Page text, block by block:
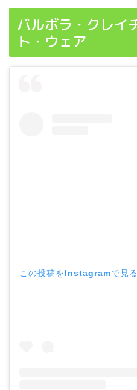
バルボラ・クレイ
ト・ウェア
この投稿をInstagramで見る